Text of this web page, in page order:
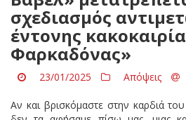
σχεδιασμός
έντονης
Φαρκαδόνας»
23/01/2025 Απόψεις
Αν και βρισκόμαστε στην καρδιά